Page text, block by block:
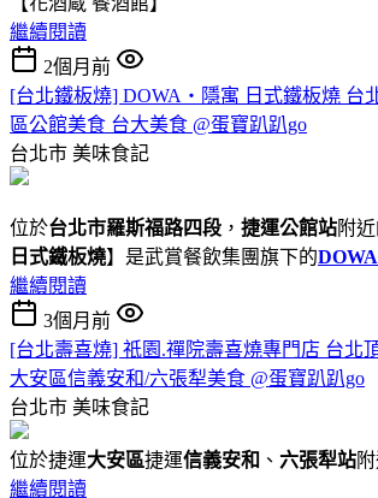
繼續閱讀
2個月前
[台北鐵板燒] DOWA・隱寓 日式鐵板燒 台
區公館美食 台大美食 @蛋寶趴趴go
台北市 美味食記
位於台北市羅斯福路四段 ， 捷運公館站附
日式鐵板燒】是武賞餐飲集團旗下的
繼續閱讀
3個月前
[台北壽喜燒] 祇園.禪院壽喜燒專門店 台北
大安區信義安和/六張犁美食 @蛋寶趴趴go
台北市 美味食記
位於捷運大安區捷運信義安和 、 六張犁站
繼續閱讀